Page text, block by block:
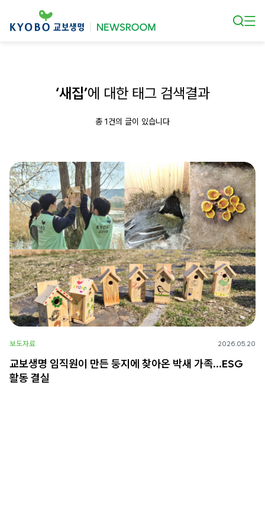
‘새집’에 대한 태그 검색결과
총 1건의 글이 있습니다
보도자료 2026.05.20
교보생명 임직원이 만든 둥지에 찾아온 박새 가족…ESG
활동 결실